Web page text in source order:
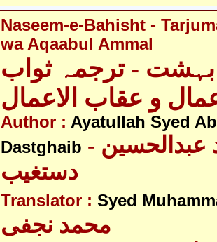
Naseem-e-Bahisht -
wa Aqaabul Ammal
- ترجمہ ثواب
و عقاب الاعمال
Author : Ayatullah Syed
Dastghaib - آیت اللہ سیّد عبدالحسین
دستغیب
Translator : Syed
محمد نجفی